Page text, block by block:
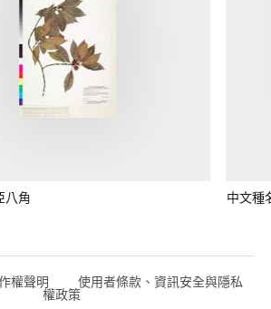
八角 中文種
權聲明 使用者條款、資訊安全與隱私
權政策